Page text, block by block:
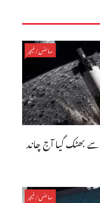
سائنس/فیچر
بھٹک گیا آج چاند
سائنس/فیچر